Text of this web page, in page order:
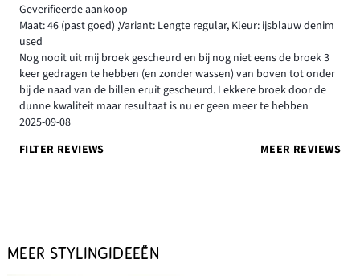
Geverifieerde aankoop
Maat: 46 (past goed) ,Variant: Lengte regular, Kleur: ijsblauw denim
used
Nog nooit uit mij broek gescheurd en bij nog niet eens de broek 3
keer gedragen te hebben (en zonder wassen) van boven tot onder
bij de naad van de billen eruit gescheurd. Lekkere broek door de
dunne kwaliteit maar resultaat is nu er geen meer te hebben
2025-09-08
FILTER REVIEWS
MEER REVIEWS
MEER STYLINGIDEEËN